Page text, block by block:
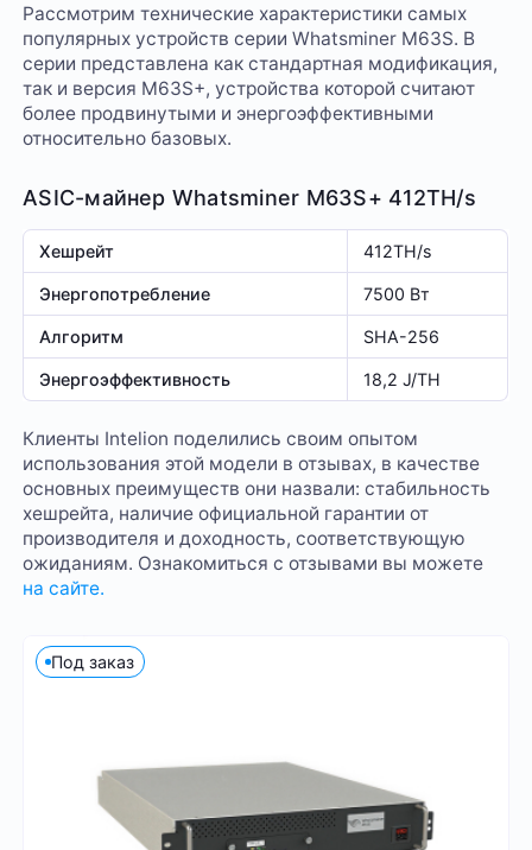
Рассмотрим технические характеристики самых
популярных устройств серии Whatsminer M63S. В
серии представлена как стандартная модификация,
так и версия M63S+, устройства которой считают
более продвинутыми и энергоэффективными
относительно базовых.
ASIC-майнер Whatsminer M63S+ 412TH/s
Хешрейт 412TH/s
Энергопотребление 7500 Вт
Алгоритм SHA-256
Энергоэффективность 18,2 J/TH
Клиенты Intelion поделились своим опытом
использования этой модели в отзывах, в качестве
основных преимуществ они назвали: стабильность
хешрейта, наличие официальной гарантии от
производителя и доходность, соответствующую
ожиданиям. Ознакомиться с отзывами вы можете
на сайте.
Под заказ